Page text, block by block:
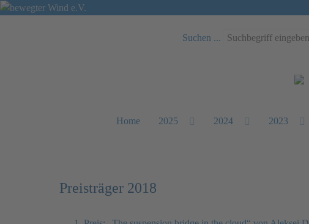
Suchen ...
Home 2025 2024 2023
Preisträger 2018